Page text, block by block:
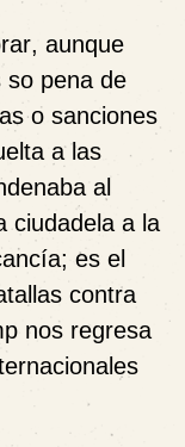
, aunque
so pena de
o sanciones
a las
al
ciudadela a la
es el
contra
nos regresa